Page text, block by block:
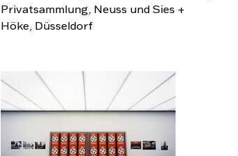
Privatsammlung, Neuss und Sies +
Höke, Düsseldorf